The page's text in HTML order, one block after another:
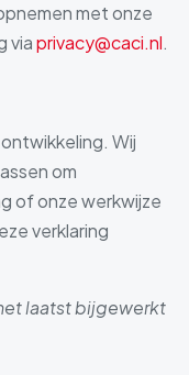
met onze
viaprivacy@caci.nl.
Wij
om
of onze werkwijze
verklaring
laatst bijgewerkt